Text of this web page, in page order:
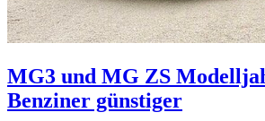
MG3 und MG ZS
Benziner günstiger